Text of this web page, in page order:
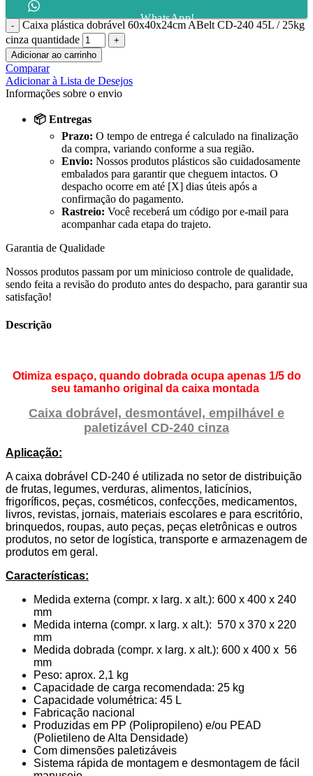
WhatsApp!
Caixa plástica dobrável 60x40x24cm ABelt CD-240 45L / 25kg
cinza quantidade
Adicionar ao carrinho
Comparar
Adicionar à Lista de Desejos
Informações sobre o envio
📦 Entregas
Prazo: O tempo de entrega é calculado na finalização
da compra, variando conforme a sua região.
Envio: Nossos produtos plásticos são cuidadosamente
embalados para garantir que cheguem intactos. O
despacho ocorre em até [X] dias úteis após a
confirmação do pagamento.
Rastreio: Você receberá um código por e-mail para
acompanhar cada etapa do trajeto.
Garantia de Qualidade
Nossos produtos passam por um minicioso controle de qualidade,
sendo feita a revisão do produto antes do despacho, para garantir sua
satisfação!
Descrição
Otimiza espaço, quando dobrada ocupa apenas 1/5 do
seu tamanho original da caixa montada
Caixa dobrável, desmontável, empilhável e
paletizável CD-240 cinza
Aplicação:
A caixa dobrável CD-240 é utilizada no setor de distribuição
de frutas, legumes, verduras, alimentos, laticínios,
frigoríficos, peças, cosméticos, confecções, medicamentos,
livros, revistas, jornais, materiais escolares e para escritório,
brinquedos, roupas, auto peças, peças eletrônicas e outros
produtos, no setor de logística, transporte e armazenagem de
produtos em geral.
Características:
Medida externa (compr. x larg. x alt.): 600 x 400 x 240
mm
Medida interna (compr. x larg. x alt.): 570 x 370 x 220
mm
Medida dobrada (compr. x larg. x alt.): 600 x 400 x 56
mm
Peso: aprox. 2,1 kg
Capacidade de carga recomendada: 25 kg
Capacidade volumétrica: 45 L
Fabricação nacional
Produzidas em PP (Polipropileno) e/ou PEAD
(Polietileno de Alta Densidade)
Com dimensões paletizáveis
Sistema rápida de montagem e desmontagem de fácil